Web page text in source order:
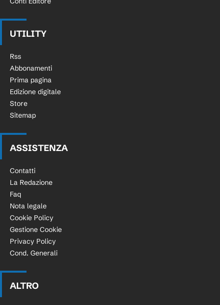
UTILITY
Rss
Abbonamenti
Prima pagina
Edizione digitale
Store
Sitemap
ASSISTENZA
Contatti
La Redazione
Faq
Nota legale
Cookie Policy
Gestione Cookie
Privacy Policy
Cond. Generali
ALTRO